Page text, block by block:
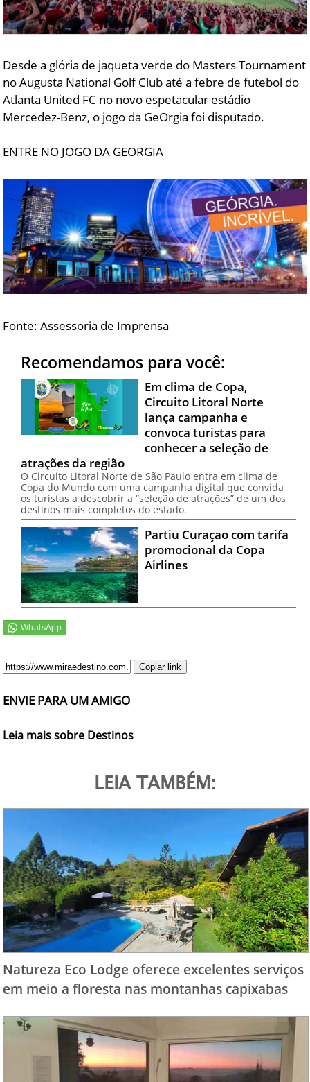
Desde a glória de jaqueta verde do Masters Tournament
no Augusta National Golf Club até a febre de futebol do
Atlanta United FC no novo espetacular estádio
Mercedez-Benz, o jogo da GeOrgia foi disputado.
ENTRE NO JOGO DA GEORGIA
Fonte: Assessoria de Imprensa
Recomendamos para você:
Em clima de Copa,
Circuito Litoral Norte
lança campanha e
convoca turistas para
conhecer a seleção de
atrações da região
O Circuito Litoral Norte de São Paulo entra em clima de
Copa do Mundo com uma campanha digital que convida
os turistas a descobrir a “seleção de atrações” de um dos
destinos mais completos do estado.
Partiu Curaçao com tarifa
promocional da Copa
Airlines
Copiar link
ENVIE PARA UM AMIGO
Leia mais sobre Destinos
LEIA TAMBÉM:
Natureza Eco Lodge oferece excelentes serviços
em meio a floresta nas montanhas capixabas